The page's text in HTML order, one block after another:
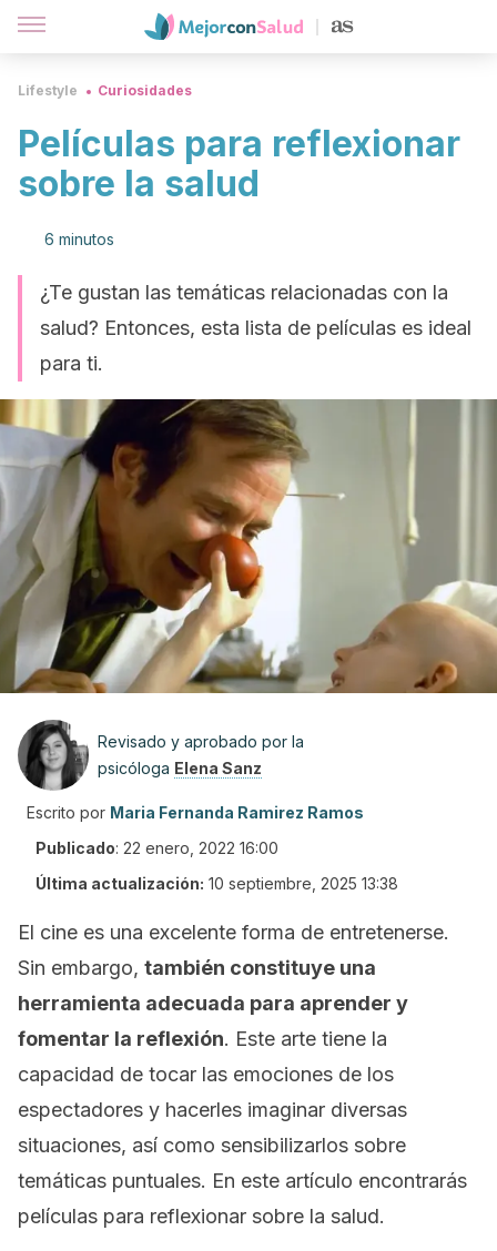
Lifestyle Curiosidades
Películas para reflexionar
sobre la salud
6 minutos
¿Te gustan las temáticas relacionadas con la
salud? Entonces, esta lista de películas es ideal
para ti.
Revisado y aprobado por la
psicóloga Elena Sanz
Escrito por Maria Fernanda Ramirez Ramos
Publicado: 22 enero, 2022 16:00
Última actualización: 10 septiembre, 2025 13:38
El cine es una excelente forma de entretenerse.
Sin embargo, también constituye una
herramienta adecuada para aprender y
fomentar la reflexión. Este arte tiene la
capacidad de tocar las emociones de los
espectadores y hacerles imaginar diversas
situaciones, así como sensibilizarlos sobre
temáticas puntuales. En este artículo encontrarás
películas para reflexionar sobre la salud.